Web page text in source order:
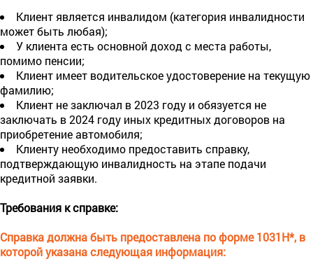
Клиент является инвалидом (категория инвалидности
может быть любая);
У клиента есть основной доход с места работы,
помимо пенсии;
Клиент имеет водительское удостоверение на текущую
фамилию;
Клиент не заключал в 2023 году и обязуется не
заключать в 2024 году иных кредитных договоров на
приобретение автомобиля;
Клиенту необходимо предоставить справку,
подтверждающую инвалидность на этапе подачи
кредитной заявки.
Требования к справке:
Справка должна быть предоставлена по форме 1031H*, в
которой указана следующая информация: